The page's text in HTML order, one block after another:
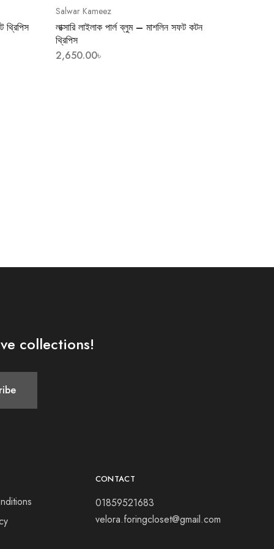
থ্রিপিস
Salwar Kameez
লাক্সারি লাইলাক পার্ল ব্লুম – মাশলিন সফট কটন
থ্রিপিস
2,650.00৳
collections!
CONTACT
01859521683
velora.foringcloset@gmail.com